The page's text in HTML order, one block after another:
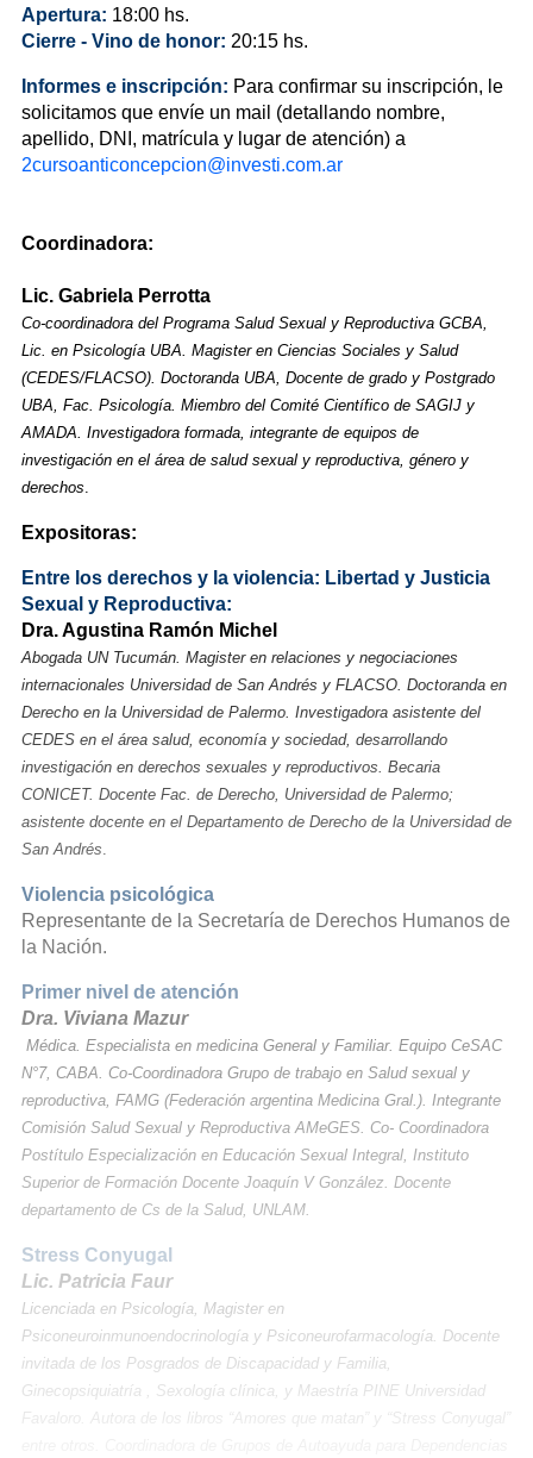
Apertura: 18:00 hs.
Cierre - Vino de honor: 20:15 hs.
Informes e inscripción: Para confirmar su inscripción, le
solicitamos que envíe un mail (detallando nombre,
apellido, DNI, matrícula y lugar de atención) a
2cursoanticoncepcion@investi.com.ar
Coordinadora:
Lic. Gabriela Perrotta
Co-coordinadora del Programa Salud Sexual y Reproductiva GCBA,
Lic. en Psicología UBA. Magister en Ciencias Sociales y Salud
(CEDES/FLACSO). Doctoranda UBA, Docente de grado y Postgrado
UBA, Fac. Psicología. Miembro del Comité Científico de SAGIJ y
AMADA. Investigadora formada, integrante de equipos de
investigación en el área de salud sexual y reproductiva, género y
derechos.
Expositoras:
Entre los derechos y la violencia: Libertad y Justicia
Sexual y Reproductiva:
Dra. Agustina Ramón Michel
Abogada UN Tucumán. Magister en relaciones y negociaciones
internacionales Universidad de San Andrés y FLACSO. Doctoranda en
Derecho en la Universidad de Palermo. Investigadora asistente del
CEDES en el área salud, economía y sociedad, desarrollando
investigación en derechos sexuales y reproductivos. Becaria
CONICET. Docente Fac. de Derecho, Universidad de Palermo;
asistente docente en el Departamento de Derecho de la Universidad de
San Andrés.
Violencia psicológica
Representante de la Secretaría de Derechos Humanos de
la Nación.
Primer nivel de atención
Dra. Viviana Mazur
Médica. Especialista en medicina General y Familiar. Equipo CeSAC
N°7, CABA. Co-Coordinadora Grupo de trabajo en Salud sexual y
reproductiva, FAMG (Federación argentina Medicina Gral.). Integrante
Comisión Salud Sexual y Reproductiva AMeGES. Co- Coordinadora
Postítulo Especialización en Educación Sexual Integral, Instituto
Superior de Formación Docente Joaquín V González. Docente
departamento de Cs de la Salud, UNLAM.
Stress Conyugal
Lic. Patricia Faur
Licenciada en Psicología, Magister en
Psiconeuroinmunoendocrinología y Psiconeurofarmacología. Docente
invitada de los Posgrados de Discapacidad y Familia,
Ginecopsiquiatría , Sexología clínica, y Maestría PINE Universidad